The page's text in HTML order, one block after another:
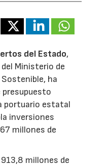
del Estado,
Ministerio de
ha
presupuesto
portuario estatal
inversiones
millones de
millones de